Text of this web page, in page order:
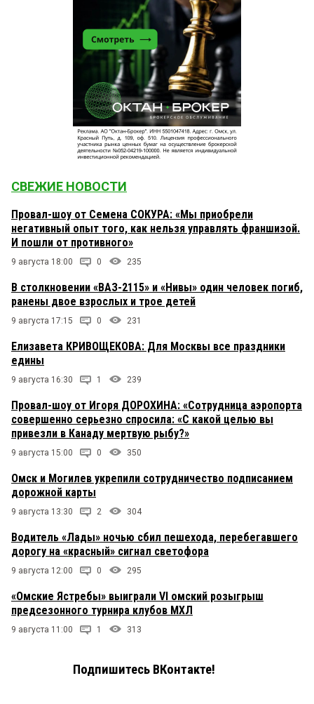
СВЕЖИЕ НОВОСТИ
Провал-шоу от Семена СОКУРА: «Мы приобрели
негативный опыт того, как нельзя управлять франшизой.
И пошли от противного»
9 августа 18:00 0 235
В столкновении «ВАЗ-2115» и «Нивы» один человек погиб,
ранены двое взрослых и трое детей
9 августа 17:15 0 231
Елизавета КРИВОЩЕКОВА: Для Москвы все праздники
едины
9 августа 16:30 1 239
Провал-шоу от Игоря ДОРОХИНА: «Сотрудница аэропорта
совершенно серьезно спросила: «С какой целью вы
привезли в Канаду мертвую рыбу?»
9 августа 15:00 0 350
Омск и Могилев укрепили сотрудничество подписанием
дорожной карты
9 августа 13:30 2 304
Водитель «Лады» ночью сбил пешехода, перебегавшего
дорогу на «красный» сигнал светофора
9 августа 12:00 0 295
«Омские Ястребы» выиграли VI омский розыгрыш
предсезонного турнира клубов МХЛ
9 августа 11:00 1 313
Подпишитесь ВКонтакте!